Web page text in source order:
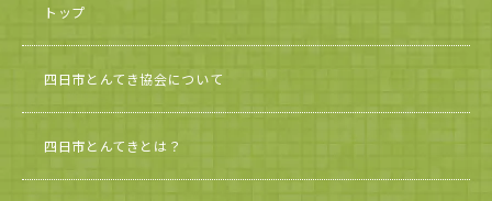
トップ
四日市とんてき協会について
四日市とんてきとは？